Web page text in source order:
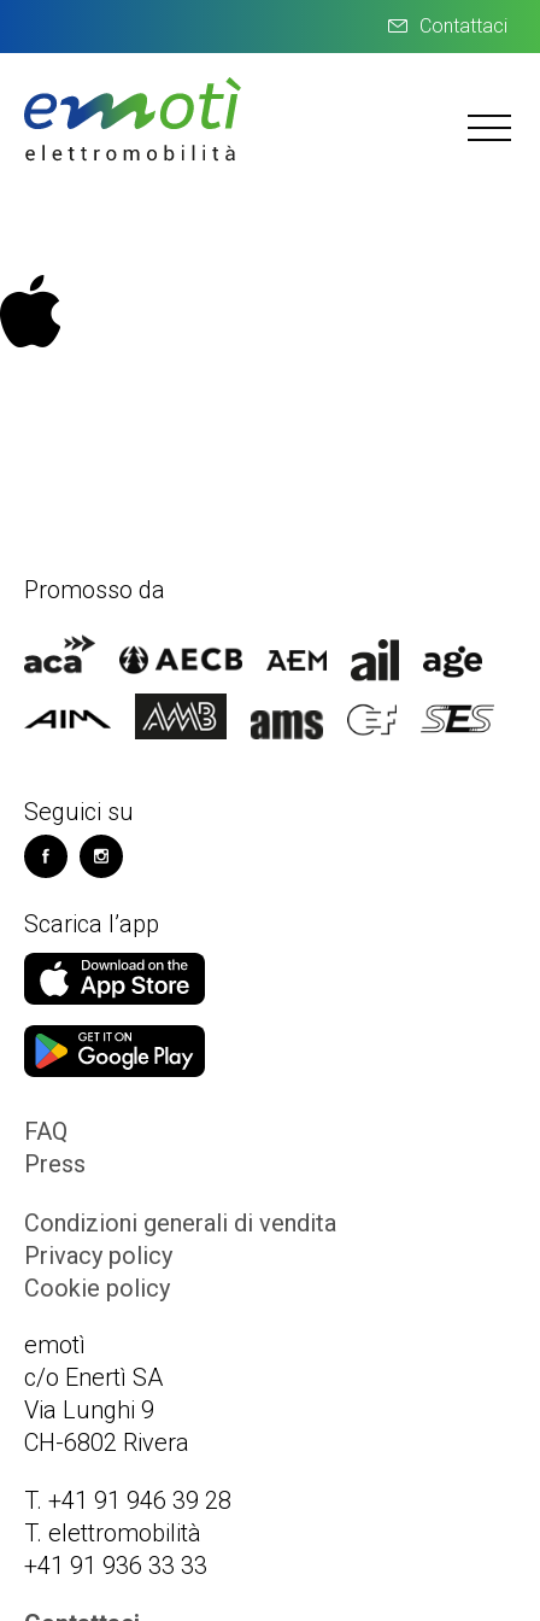
Contattaci
Promosso da
Seguici su
Scarica l’app
FAQ
Press
Condizioni generali di vendita
Privacy policy
Cookie policy
emotì
c/o Enertì SA
Via Lunghi 9
CH-6802 Rivera
T. +41 91 946 39 28
T. elettromobilità
+41 91 936 33 33